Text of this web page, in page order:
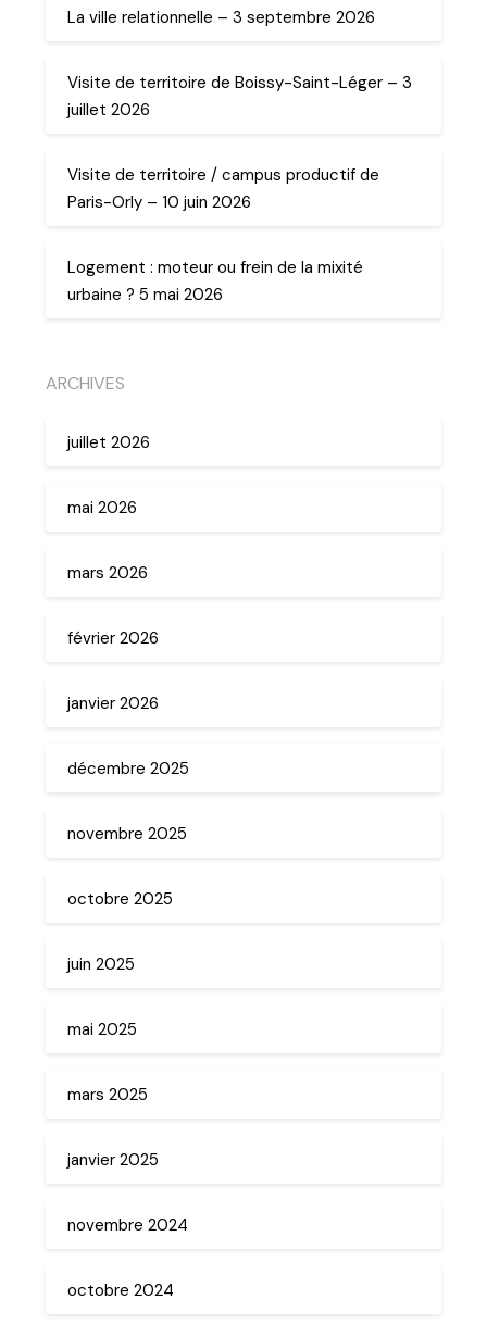
La ville relationnelle – 3 septembre 2026
Visite de territoire de Boissy-Saint-Léger – 3
juillet 2026
Visite de territoire / campus productif de
Paris-Orly – 10 juin 2026
Logement : moteur ou frein de la mixité
urbaine ? 5 mai 2026
ARCHIVES
juillet 2026
mai 2026
mars 2026
février 2026
janvier 2026
décembre 2025
novembre 2025
octobre 2025
juin 2025
mai 2025
mars 2025
janvier 2025
novembre 2024
octobre 2024